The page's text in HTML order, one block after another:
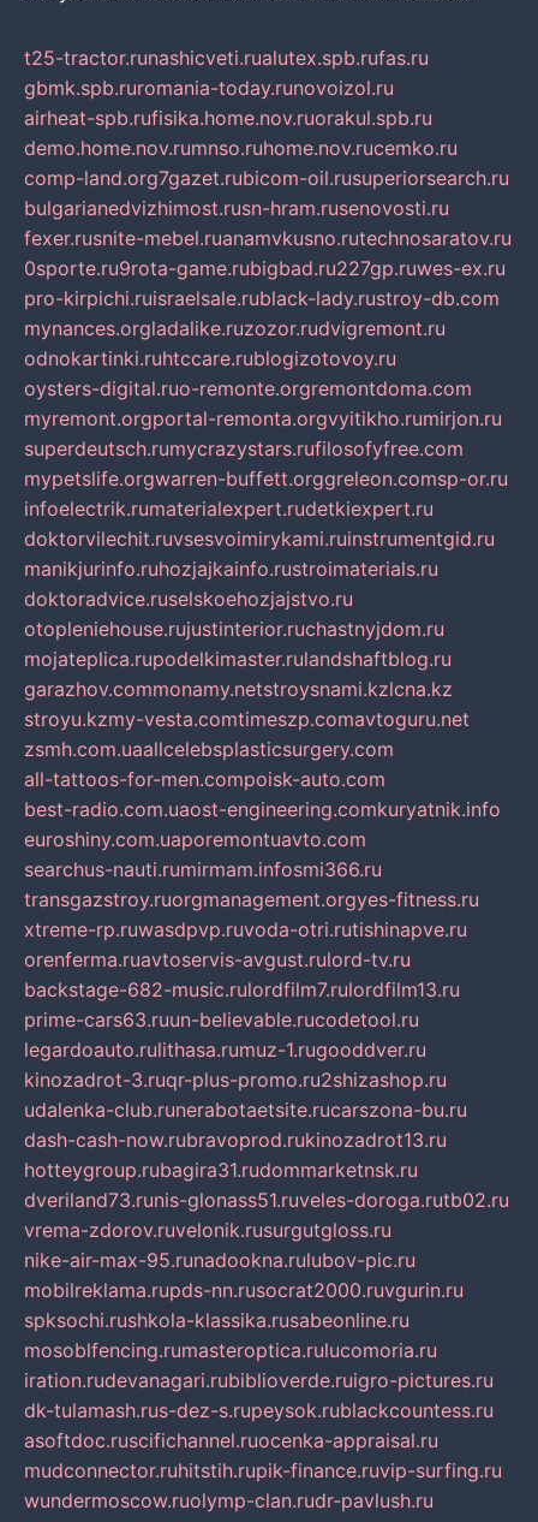
t25-tractor.runashicveti.rualutex.spb.rufas.ru
gbmk.spb.ruromania-today.runovoizol.ru
airheat-spb.rufisika.home.nov.ruorakul.spb.ru
demo.home.nov.rumnso.ruhome.nov.rucemko.ru
comp-land.org7gazet.rubicom-oil.rusuperiorsearch.ru
bulgarianedvizhimost.rusn-hram.rusenovosti.ru
fexer.rusnite-mebel.ruanamvkusno.rutechnosaratov.ru
0sporte.ru9rota-game.rubigbad.ru227gp.ruwes-ex.ru
pro-kirpichi.ruisraelsale.rublack-lady.rustroy-db.com
mynances.orgladalike.ruzozor.rudvigremont.ru
odnokartinki.ruhtccare.rublogizotovoy.ru
oysters-digital.ruo-remonte.orgremontdoma.com
myremont.orgportal-remonta.orgvyitikho.rumirjon.ru
superdeutsch.rumycrazystars.rufilosofyfree.com
mypetslife.orgwarren-buffett.orggreleon.comsp-or.ru
infoelectrik.rumaterialexpert.rudetkiexpert.ru
doktorvilechit.ruvsesvoimirykami.ruinstrumentgid.ru
manikjurinfo.ruhozjajkainfo.rustroimaterials.ru
doktoradvice.ruselskoehozjajstvo.ru
otopleniehouse.rujustinterior.ruchastnyjdom.ru
mojateplica.rupodelkimaster.rulandshaftblog.ru
garazhov.commonamy.netstroysnami.kzlcna.kz
stroyu.kzmy-vesta.comtimeszp.comavtoguru.net
zsmh.com.uaallcelebsplasticsurgery.com
all-tattoos-for-men.compoisk-auto.com
best-radio.com.uaost-engineering.comkuryatnik.info
euroshiny.com.uaporemontuavto.com
searchus-nauti.rumirmam.infosmi366.ru
transgazstroy.ruorgmanagement.orgyes-fitness.ru
xtreme-rp.ruwasdpvp.ruvoda-otri.rutishinapve.ru
orenferma.ruavtoservis-avgust.rulord-tv.ru
backstage-682-music.rulordfilm7.rulordfilm13.ru
prime-cars63.ruun-believable.rucodetool.ru
legardoauto.rulithasa.rumuz-1.rugooddver.ru
kinozadrot-3.ruqr-plus-promo.ru2shizashop.ru
udalenka-club.runerabotaetsite.rucarszona-bu.ru
dash-cash-now.rubravoprod.rukinozadrot13.ru
hotteygroup.rubagira31.rudommarketnsk.ru
dveriland73.runis-glonass51.ruveles-doroga.rutb02.ru
vrema-zdorov.ruvelonik.rusurgutgloss.ru
nike-air-max-95.runadookna.rulubov-pic.ru
mobilreklama.rupds-nn.rusocrat2000.ruvgurin.ru
spksochi.rushkola-klassika.rusabeonline.ru
mosoblfencing.rumasteroptica.rulucomoria.ru
iration.rudevanagari.rubiblioverde.ruigro-pictures.ru
dk-tulamash.rus-dez-s.rupeysok.rublackcountess.ru
asoftdoc.ruscifichannel.ruocenka-appraisal.ru
mudconnector.ruhitstih.rupik-finance.ruvip-surfing.ru
wundermoscow.ruolymp-clan.rudr-pavlush.ru